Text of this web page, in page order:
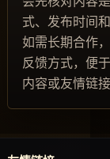
式、发布时间
如需长期合作
反馈方式，便
内容或友情链